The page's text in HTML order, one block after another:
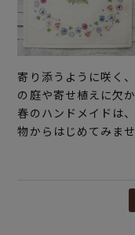
寄り添うように咲く
の庭や寄せ植えに欠
春のハンドメイドは
物からはじめてみませ